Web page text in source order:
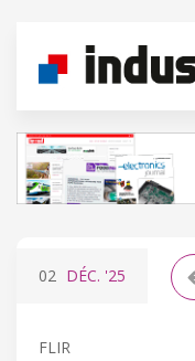
02 DÉC. '25
FLIR